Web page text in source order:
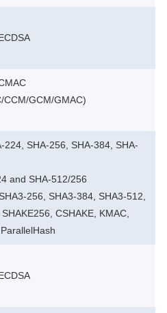
CCM/GCM/GMAC)
224, SHA-256, SHA-384, SHA-
and SHA-512/256
256, SHA3-384, SHA3-512,
CSHAKE, KMAC,